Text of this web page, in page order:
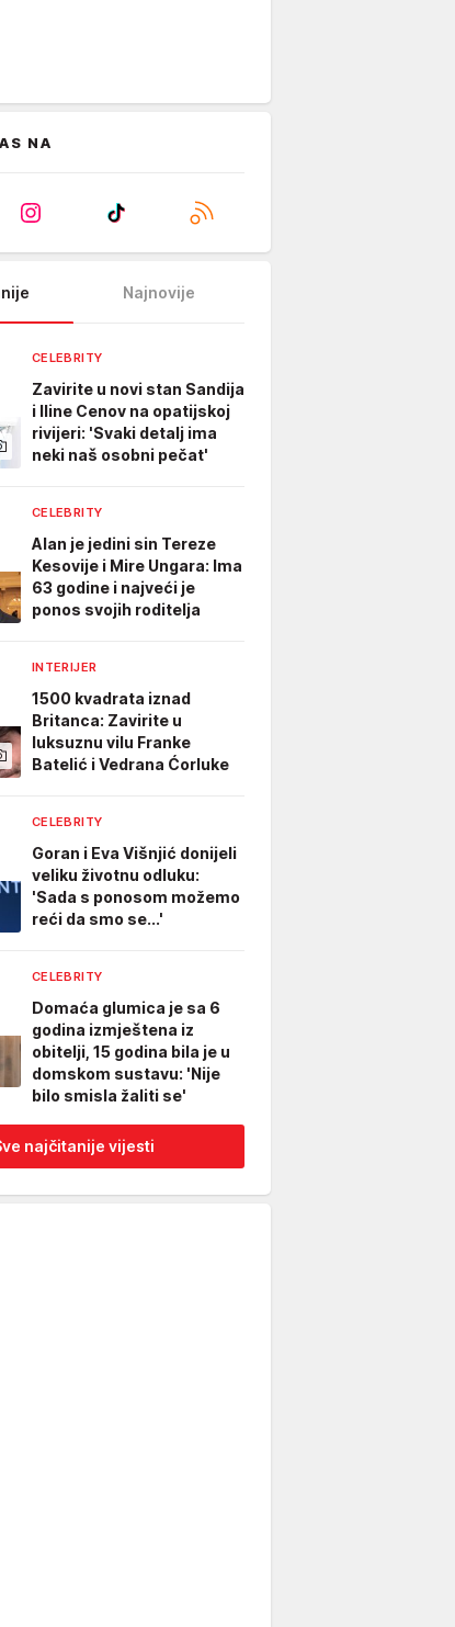
NA
Najnovije
CELEBRITY
Zavirite u novi stan Sandija
i Iline Cenov na opatijskoj
rivijeri: 'Svaki detalj ima
neki naš osobni pečat'
CELEBRITY
Alan je jedini sin Tereze
Kesovije i Mire Ungara: Ima
63 godine i najveći je
ponos svojih roditelja
INTERIJER
1500 kvadrata iznad
Britanca: Zavirite u
luksuznu vilu Franke
Batelić i Vedrana Ćorluke
CELEBRITY
Goran i Eva Višnjić donijeli
veliku životnu odluku:
'Sada s ponosom možemo
reći da smo se...'
CELEBRITY
Domaća glumica je sa 6
godina izmještena iz
obitelji, 15 godina bila je u
domskom sustavu: 'Nije
bilo smisla žaliti se'
najčitanije vijesti